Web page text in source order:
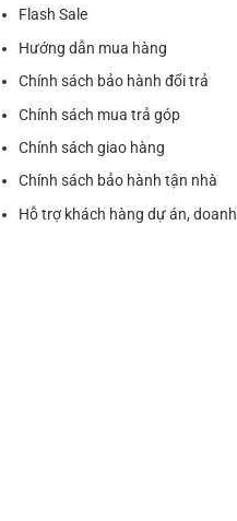
chung chuột và bàn phím số
Flash Sale
Hướng dẫn mua hàng
Chính sách bảo hành đổi trả
Chính sách mua trả góp
Chính sách giao hàng
Chính sách bảo hành tận nhà
Hỗ trợ khách hàng dự án,